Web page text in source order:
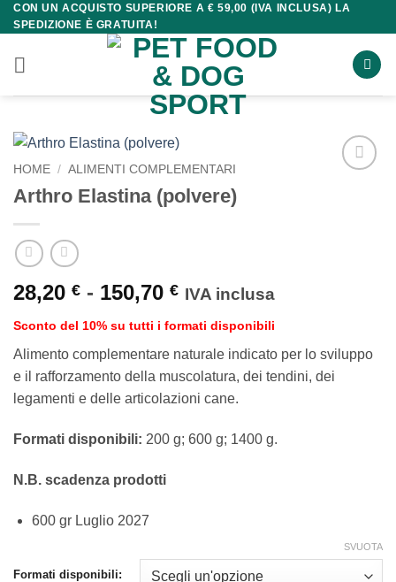
Salta
ai
contenuti
CON UN ACQUISTO SUPERIORE A € 59,00 (IVA INCLUSA) LA
SPEDIZIONE È GRATUITA!
HOME / ALIMENTI COMPLEMENTARI
Arthro Elastina (polvere)
28,20 € - 150,70 €Fascia
prezzo:
da
28,20 €
a
IVA inclusa
Sconto del 10% su tutti i formati disponibili
Alimento complementare naturale indicato per lo sviluppo
e il rafforzamento della muscolatura, dei tendini, dei
legamenti e delle articolazioni cane.
Formati disponibili: 200 g; 600 g; 1400 g.
N.B. scadenza prodotti
600 gr Luglio 2027
Formati disponibili:
SVUOTA